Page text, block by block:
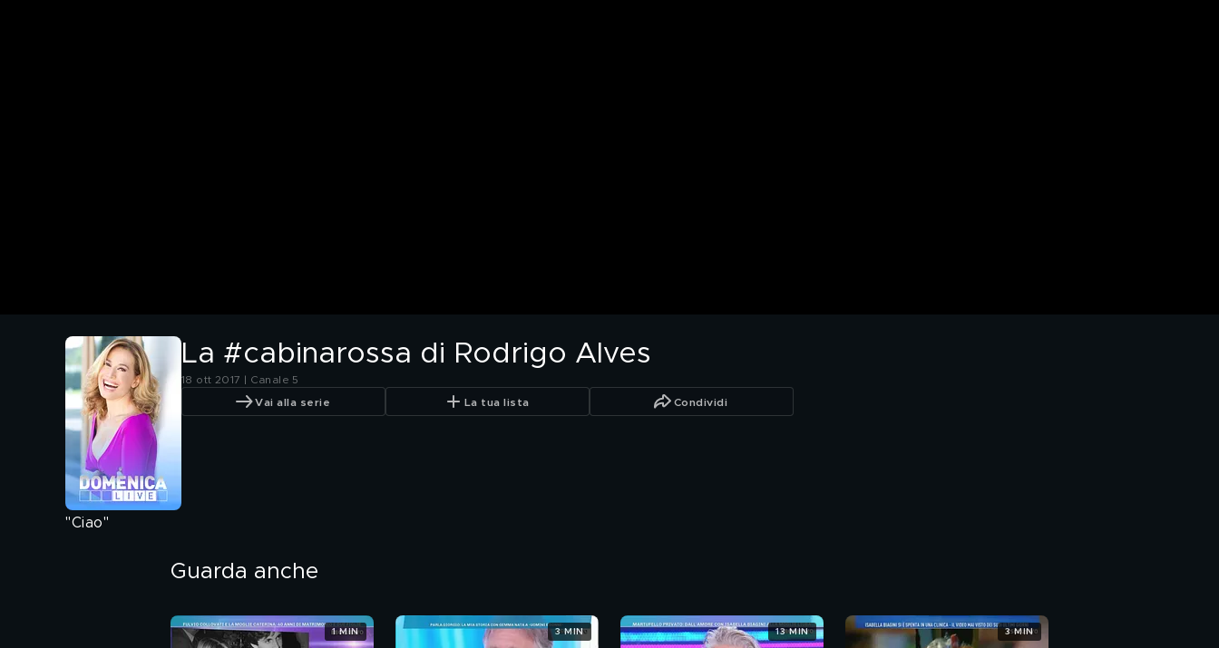
La #cabinarossa di Rodrigo Alves
18 ott 2017 | Canale 5
Vai alla serie La tua lista Condividi
"Ciao"
Guarda anche
1 MIN 3 MIN 13 MIN 3 MIN